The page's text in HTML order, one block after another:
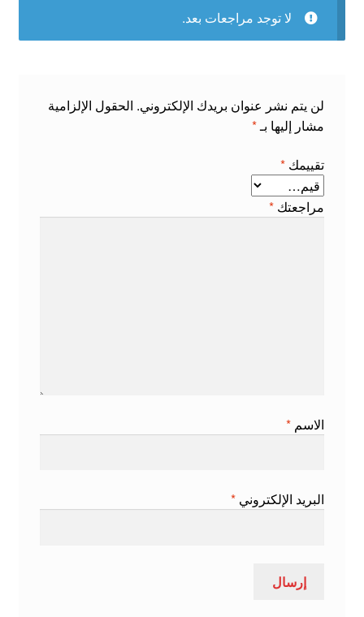
لا توجد مراجعات بعد.
لن يتم نشر عنوان بريدك الإلكتروني. الحقول الإلزامية
مشار إليها بـ*
تقييمك *
مراجعتك *
الاسم *
البريد الإلكتروني *